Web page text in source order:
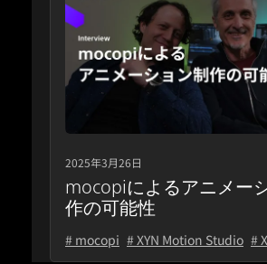
2025年3月26日
mocopiによるアニメー
作の可能性
# mocopi # XYN Motion Studio #